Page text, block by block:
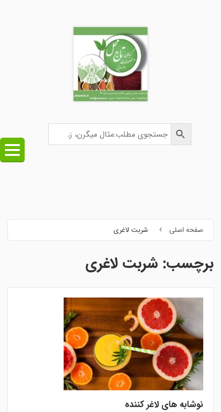
صفحه اصلی شربت لاغری
برچسب: شربت لاغری
نوشابه های لاغر کننده